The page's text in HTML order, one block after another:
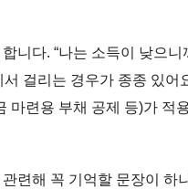
니다. “나는 소득이 낮으니
서 걸리는 경우가 종종 있어
마련용 부채 공제 등)가 적
련해 꼭 기억할 문장이 하